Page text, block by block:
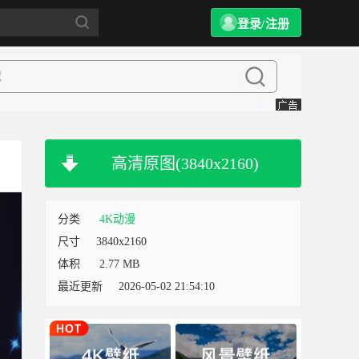
登录/注册
高清原图(3840x2160)
分类
4K动漫
尺寸
3840x2160
体积
2.77 MB
最近更新
2026-05-02 21:54:10